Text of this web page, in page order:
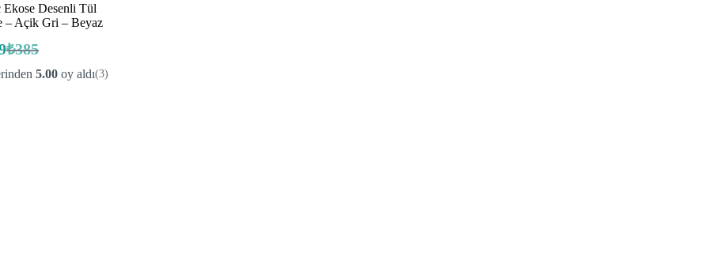
Ekose Desenli Tül
– Açik Gri – Beyaz
₺385
Orijinal
fiyat:
Şu
andaki
fiyat:
5.00oy aldı(3)